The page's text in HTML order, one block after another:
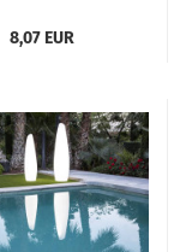
8,07 EUR